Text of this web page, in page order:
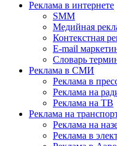
Реклама в интернете
SMM
Медийная
Контекстная
E-mail
Словарь
Реклама в СМИ
Реклама в
Реклама на
Реклама на ТВ
Реклама на
Реклама на
Реклама в